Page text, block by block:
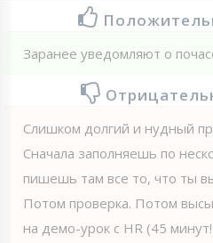
Заранее уведомляют о
Слишком долгий и нудный
Сначала заполняешь по
пишешь там все то, что ты
Потом проверка. Потом
на демо-урок с HR (45